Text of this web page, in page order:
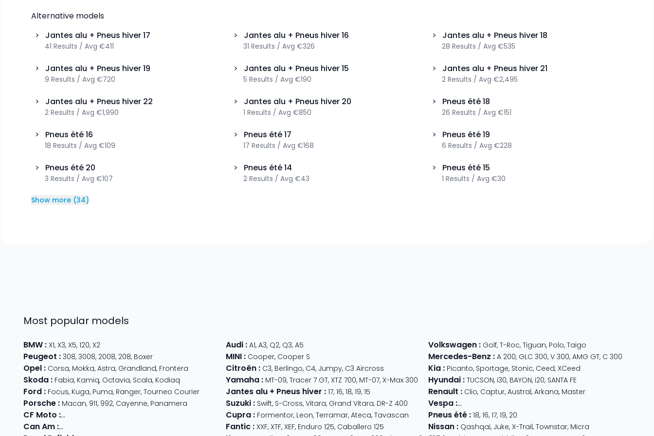
Alternative models
>
Jantes alu + Pneus hiver17
41 Results / Avg €411
> Jantes alu + Pneus hiver16
31 Results / Avg €326
> Jantes alu + Pneus hiver18
28 Results / Avg €535
> Jantes alu + Pneus hiver19
9 Results / Avg €720
> Jantes alu + Pneus hiver15
5 Results / Avg €190
> Jantes alu + Pneus hiver 21
2 Results / Avg €2,495
> Jantes alu + Pneus hiver 22
2 Results / Avg €1,990
> Jantes alu + Pneus hiver 20
1 Results / Avg €850
> Pneus été18
26 Results / Avg €151
> Pneus été16
18 Results / Avg €109
> Pneus été17
17 Results / Avg €168
> Pneus été19
6 Results / Avg €228
> Pneus été 20
3 Results / Avg €107
> Pneus été14
2 Results / Avg €43
> Pneus été15
1 Results / Avg €30
Show more (34)
Most popular models
BMW : X1, X3, X5, 120, X2 Audi: A1, A3, Q2, Q3, A5 Volkswagen: Golf, T-Roc, Tiguan, Polo, Taigo
Peugeot : 308, 3008, 2008, 208, Boxer MINI: Cooper, Cooper S Mercedes-Benz : A 200, GLC 300, V 300, AMG GT, C 300
Opel : Corsa, Mokka, Astra, Grandland, Frontera Citroën: C3, Berlingo, C4, Jumpy, C3 Aircross Kia: Picanto, Sportage, Stonic, Ceed, XCeed
Skoda : Fabia, Kamiq, Octavia, Scala, Kodiaq Yamaha: MT-09, Tracer 7 GT, XTZ 700, MT-07, X-Max 300 Hyundai: TUCSON, i30, BAYON, i20, SANTA FE
Ford : Focus, Kuga, Puma, Ranger, Tourneo Courier Jantes alu + Pneus hiver : 17, 16, 18, 19, 15 Renault : Clio, Captur, Austral, Arkana, Master
Porsche : Macan, 911, 992, Cayenne, Panamera Suzuki: Swift, S-Cross, Vitara, Grand Vitara, DR-Z 400 Vespa: Primavera 125
CF Moto : 800 MT CForce 625Cupra: Formentor, Leon, Terramar, Ateca, Tavascan Pneus été: 18, 16, 17, 19, 20
Can Am : Outlander Max OutlanderFantic: XXF, XTF, XEF, Enduro 125, Caballero 125 Nissan: Qashqai, Juke, X-Trail, Townstar, Micra